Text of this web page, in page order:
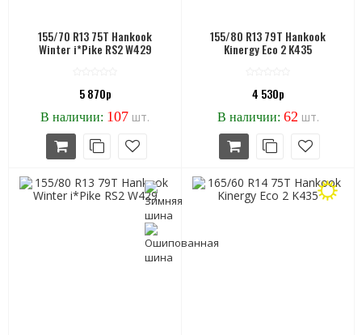
155/70 R13 75T Hankook
Winter i*Pike RS2 W429
5 870р
В наличии: 107 шт.
155/80 R13 79T Hankook
Kinergy Eco 2 K435
4 530р
В наличии: 62 шт.